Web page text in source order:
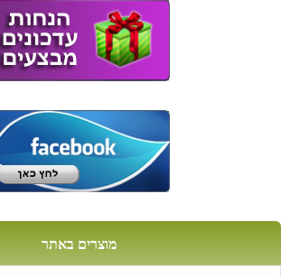
מוצרים באתר